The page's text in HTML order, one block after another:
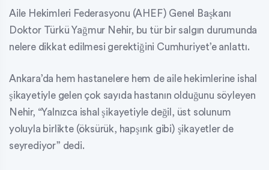
Aile Hekimleri Federasyonu (AHEF) Genel Başkanı
Doktor Türkü Yağmur Nehir, bu tür bir salgın durumunda
nelere dikkat edilmesi gerektiğini Cumhuriyet’e anlattı.
Ankara’da hem hastanelere hem de aile hekimlerine ishal
şikayetiyle gelen çok sayıda hastanın olduğunu söyleyen
Nehir, “Yalnızca ishal şikayetiyle değil, üst solunum
yoluyla birlikte (öksürük, hapşırık gibi) şikayetler de
seyrediyor” dedi.